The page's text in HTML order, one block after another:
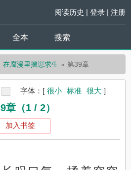
阅读历史 | 登录| 注册
全本 搜索
在腐漫里揣崽求生 第39章
字体： [ 很小 标准 很大 ]
章（1 / 2）
加入书签